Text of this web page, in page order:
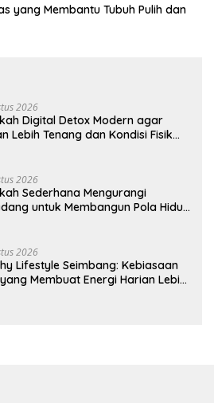
yang Membantu Tubuh Pulih dan
2026
Digital Detox Modern agar
Lebih Tenang dan Kondisi Fisik
2026
Sederhana Mengurangi
untuk Membangun Pola Hidup
2026
Lifestyle Seimbang: Kebiasaan
Membuat Energi Harian Lebih